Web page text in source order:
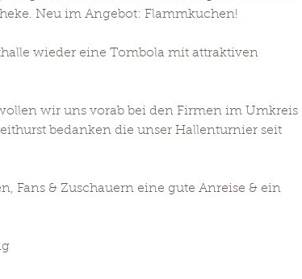
Neu im Angebot: Flammkuchen!
wieder eine Tombola mit attraktiven
wir uns vorab bei den Firmen im Umkreis
bedanken die unser Hallenturnier seit
Fans & Zuschauern eine gute Anreise & ein